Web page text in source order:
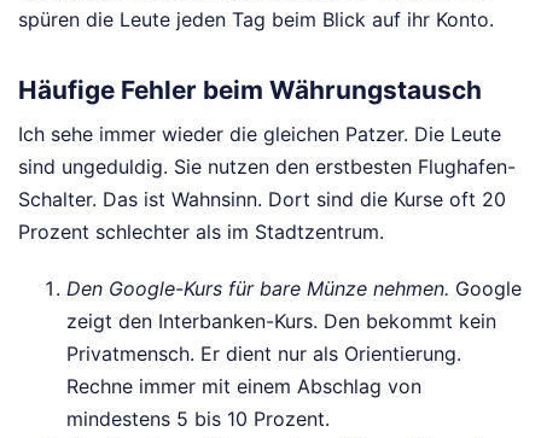
spüren die Leute jeden Tag beim Blick auf ihr Konto.
Häufige Fehler beim Währungstausch
Ich sehe immer wieder die gleichen Patzer. Die Leute
sind ungeduldig. Sie nutzen den erstbesten Flughafen-
Schalter. Das ist Wahnsinn. Dort sind die Kurse oft 20
Prozent schlechter als im Stadtzentrum.
Den Google-Kurs für bare Münze nehmen. Google
zeigt den Interbanken-Kurs. Den bekommt kein
Privatmensch. Er dient nur als Orientierung.
Rechne immer mit einem Abschlag von
mindestens 5 bis 10 Prozent.